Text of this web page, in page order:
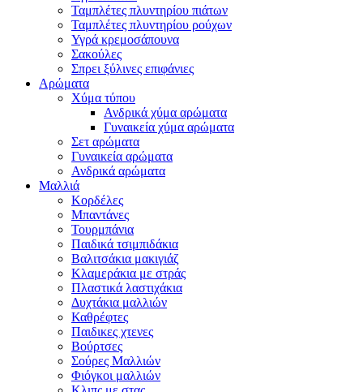
Ταμπλέτες πλυντηρίου πιάτων
Ταμπλέτες πλυντηρίου ρούχων
Υγρά κρεμοσάπουνα
Σακούλες
Σπρει ξύλινες επιφάνιες
Αρώματα
Χύμα τύπου
Ανδρικά χύμα αρώματα
Γυναικεία χύμα αρώματα
Σετ αρώματα
Γυναικεία αρώματα
Ανδρικά αρώματα
Μαλλιά
Κορδέλες
Μπαντάνες
Τουρμπάνια
Παιδικά τσιμπιδάκια
Βαλιτσάκια μακιγιάζ
Κλαμεράκια με στράς
Πλαστικά λαστιχάκια
Δυχτάκια μαλλιών
Καθρέφτες
Παιδικες χτενες
Βούρτσες
Σούρες Μαλλιών
Φιόγκοι μαλλιών